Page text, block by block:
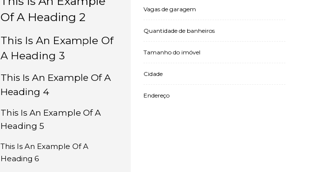
Of A Heading 2
This Is An Example Of
A Heading 3
This Is An Example Of A
Heading 4
This Is An Example Of A
Heading 5
This Is An Example Of A
Heading 6
Vagas de garagem
Quantidade de banheiros
Tamanho do imóvel
Cidade
Endereço